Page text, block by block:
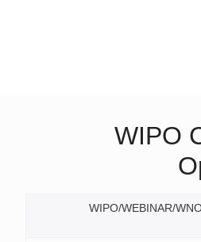
WIPO
WIPO/WEBINAR/